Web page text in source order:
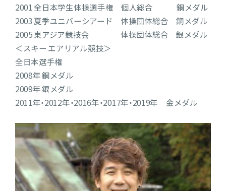
2001 全日本学生体操選手権 個人総合 銅メダル
2003 夏季ユニバーシアード 体操団体総合 銅メダル
2005 東アジア競技会 体操団体総合 銀メダル
＜スキー エアリアル競技＞
全日本選手権
2008年 銅メダル
2009年 銀メダル
2011年・2012年・2016年・2017年・2019年 金メダル